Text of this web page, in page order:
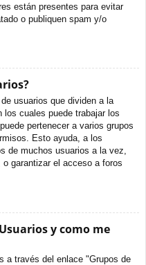
están presentes para evitar
o publiquen spam y/o
usuarios que dividen a la
los cuales puede trabajar los
pertenecer a varios grupos
Esto ayuda, a los
de muchos usuarios a la vez,
garantizar el acceso a foros
y como me
a través del enlace "Grupos de